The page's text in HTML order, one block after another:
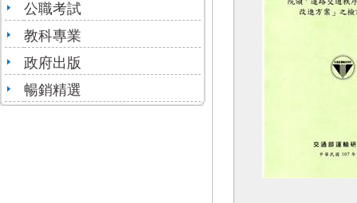
公職考試
教科專業
政府出版
暢銷精選